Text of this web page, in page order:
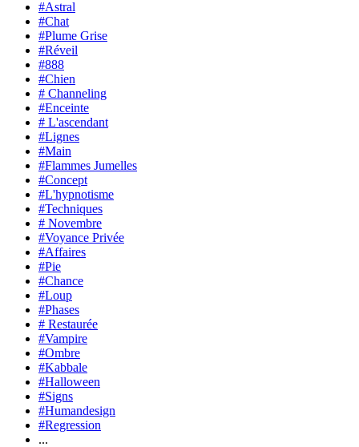
#Astral
#Chat
#Plume Grise
#Réveil
#888
#Chien
# Channeling
#Enceinte
# L'ascendant
#Lignes
#Main
#Flammes Jumelles
#Concept
#L'hypnotisme
#Techniques
# Novembre
#Voyance Privée
#Affaires
#Pie
#Chance
#Loup
#Phases
# Restaurée
#Vampire
#Ombre
#Kabbale
#Halloween
#Signs
#Humandesign
#Regression
...